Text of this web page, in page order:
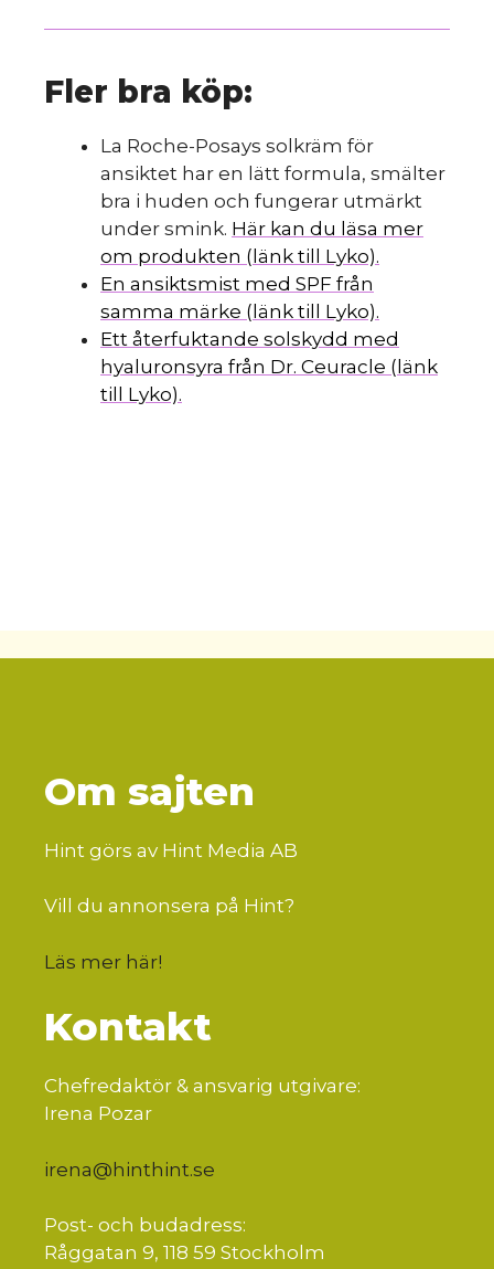
Fler bra köp:
La Roche-Posays solkräm för
ansiktet har en lätt formula, smälter
bra i huden och fungerar utmärkt
under smink. Här kan du läsa mer
om produkten (länk till Lyko).
En ansiktsmist med SPF från
samma märke (länk till Lyko).
Ett återfuktande solskydd med
hyaluronsyra från Dr. Ceuracle (länk
till Lyko).
Om sajten
Hint görs av Hint Media AB
Vill du annonsera på Hint?
Läs mer här!
Kontakt
Chefredaktör & ansvarig utgivare:
Irena Pozar
irena@hinthint.se
Post- och budadress:
Råggatan 9, 118 59 Stockholm